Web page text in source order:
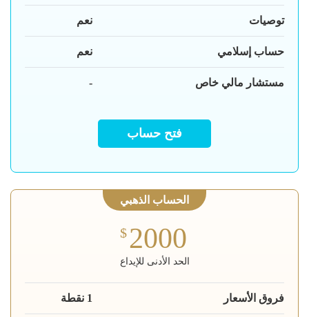
نعم توصيات
نعم حساب إسلامي
- مستشار مالي خاص
فتح حساب
الحساب الذهبي
$2000
الحد الأدنى للإيداع
1 نقطة فروق الأسعار